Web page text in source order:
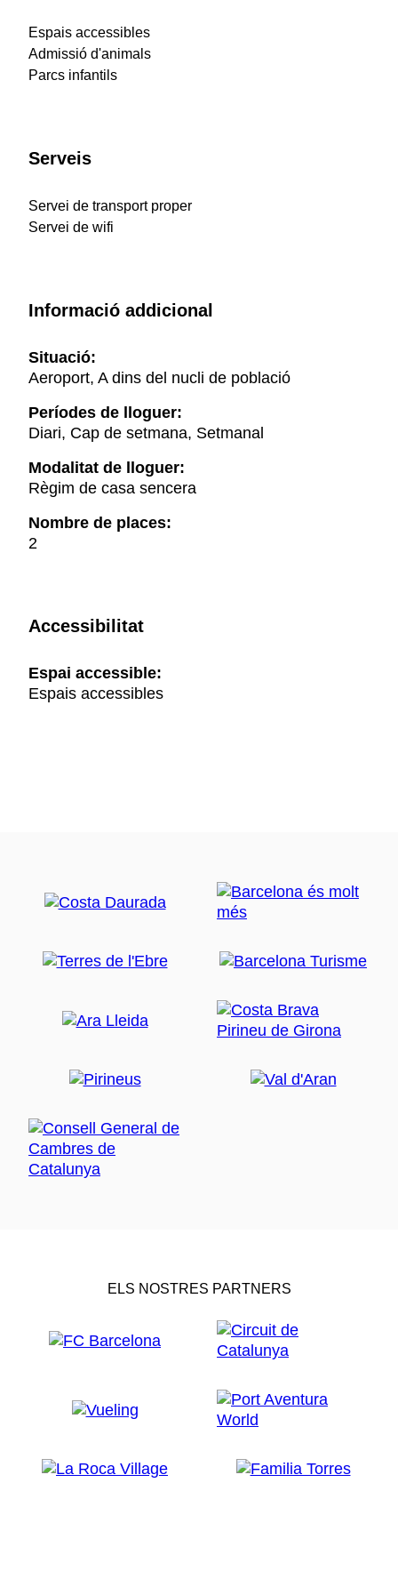
Espais accessibles
Admissió d'animals
Parcs infantils
Serveis
Servei de transport proper
Servei de wifi
Informació addicional
Situació:
Aeroport, A dins del nucli de població
Períodes de lloguer:
Diari, Cap de setmana, Setmanal
Modalitat de lloguer:
Règim de casa sencera
Nombre de places:
2
Accessibilitat
Espai accessible:
Espais accessibles
ELS NOSTRES PARTNERS